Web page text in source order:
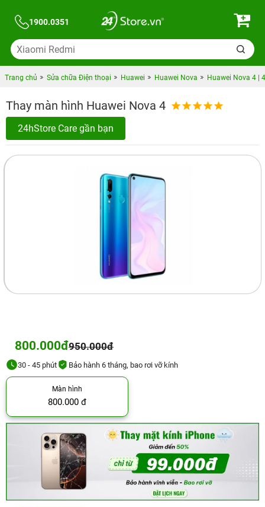
1900.0351
Trang chủ Sửa chữa Điện thoại Huawei Huawei Nova Huawei Nova 4 |
Thay màn hình Huawei Nova 4
24hStore Care gần bạn
800.000đ950.000đ
30 - 45 phút Bảo hành 6 tháng, bao rơi vỡ kính
Màn hình
800.000 đ